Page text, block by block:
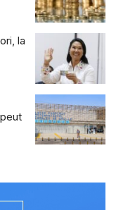
la